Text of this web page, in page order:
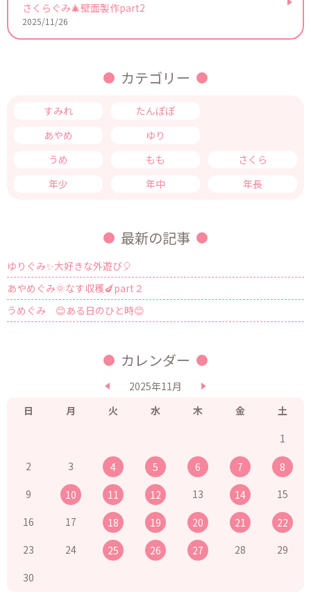
さくらぐみ🎄壁面製作part2
2025/11/26
カテゴリー
すみれ たんぽぽ
あやめ
ゆり
うめ
もも
さくら
年少
年中 年長
最新の記事
ゆりぐみ✨大好きな外遊び🎈
あやめぐみ🌞なす収穫🍆part２
うめぐみ 😊ある日のひと時😊
カレンダー
2025年11月
日
月 火 水 木 金
土
1
2
3 4 5 6 7
8
9
10 11 12 13 14
15
16
17 18 19 20 21
22
23
24 25 26 27 28
29
30